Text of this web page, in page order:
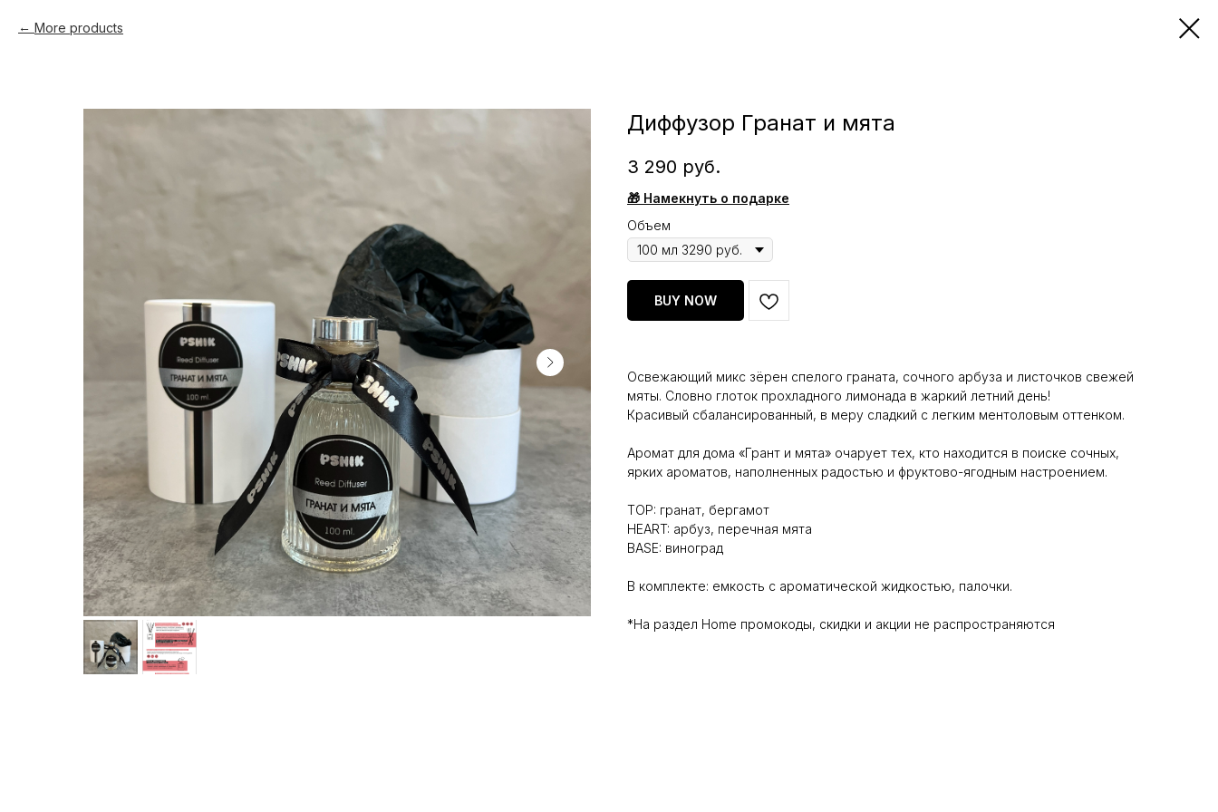
More products
Диффузор Гранат и мята
3 290 руб.
🎁 Намекнуть о подарке
Объем
BUY NOW
Освежающий микс зёрен спелого граната, сочного арбуза и листочков свежей
мяты. Словно глоток прохладного лимонада в жаркий летний день!
Красивый сбалансированный, в меру сладкий с легким ментоловым оттенком.
Аромат для дома «Грант и мята» очарует тех, кто находится в поиске сочных,
ярких ароматов, наполненных радостью и фруктово-ягодным настроением.
TOP: гранат, бергамот
HEART: арбуз, перечная мята
BASE: виноград
В комплекте: емкость с ароматической жидкостью, палочки.
*На раздел Home промокоды, скидки и акции не распространяются